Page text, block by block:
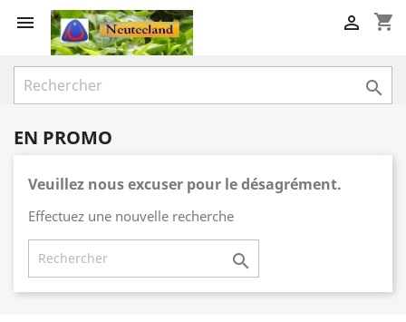
 shopping_cart


EN PROMO
Veuillez nous excuser pour le désagrément.
Effectuez une nouvelle recherche
